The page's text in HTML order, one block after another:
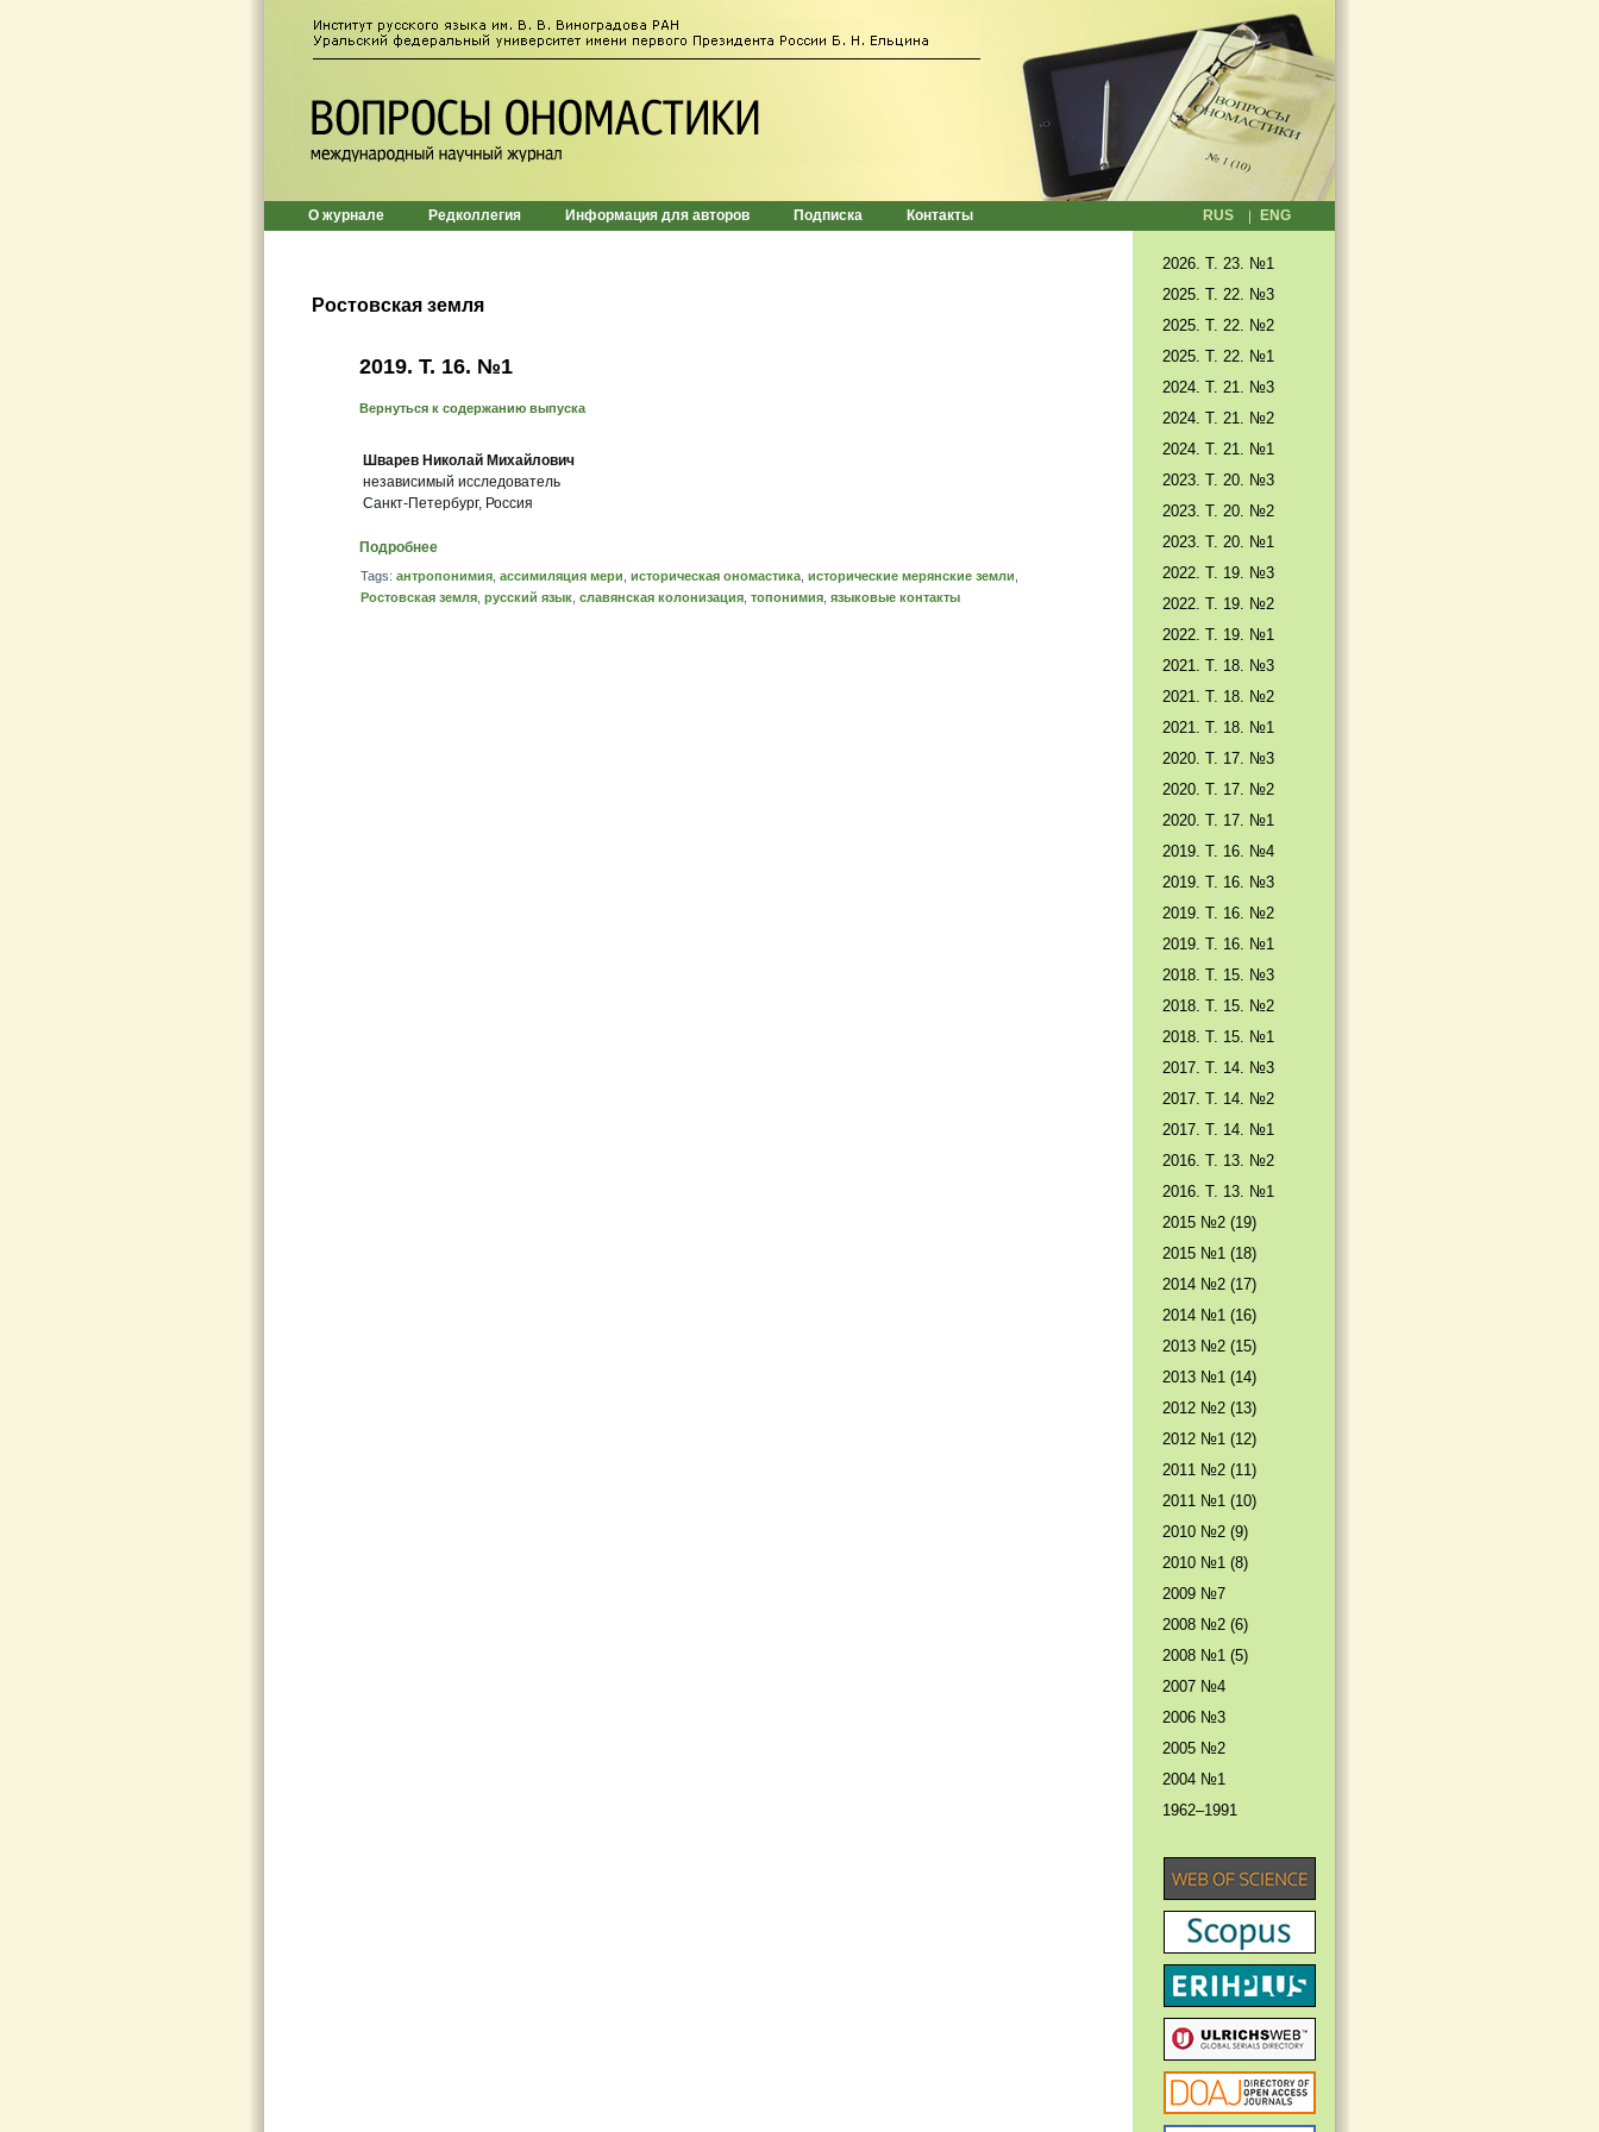
О журнале Редколлегия Информация для авторов Подписка Контакты RUS ENG
Ростовская земля
2019. Т. 16. №1
Вернуться к содержанию выпуска
Шварев Николай Михайлович
независимый исследователь
Санкт-Петербург, Россия
Подробнее
Tags: антропонимия ассимиляция мери историческая ономастика исторические мерянские земли
Ростовская земля русский язык славянская колонизация топонимия языковые контакты
2026. T. 23. №1
2025. T. 22. №3
2025. Т. 22. №2
2025. Т. 22. №1
2024. Т. 21. №3
2024. Т. 21. №2
2024. Т. 21. №1
2023. Т. 20. №3
2023. Т. 20. №2
2023. Т. 20. №1
2022. Т. 19. №3
2022. Т. 19. №2
2022. Т. 19. №1
2021. Т. 18. №3
2021. Т. 18. №2
2021. Т. 18. №1
2020. Т. 17. №3
2020. Т. 17. №2
2020. Т. 17. №1
2019. Т. 16. №4
2019. Т. 16. №3
2019. Т. 16. №2
2019. Т. 16. №1
2018. Т. 15. №3
2018. Т. 15. №2
2018. Т. 15. №1
2017. T. 14. №3
2017. T. 14. №2
2017. T. 14. №1
2016. T. 13. №2
2016. T. 13. №1
2015 №2 (19)
2015 №1 (18)
2014 №2 (17)
2014 №1 (16)
2013 №2 (15)
2013 №1 (14)
2012 №2 (13)
2012 №1 (12)
2011 №2 (11)
2011 №1 (10)
2010 №2 (9)
2010 №1 (8)
2009 №7
2008 №2 (6)
2008 №1 (5)
2007 №4
2006 №3
2005 №2
2004 №1
1962–1991